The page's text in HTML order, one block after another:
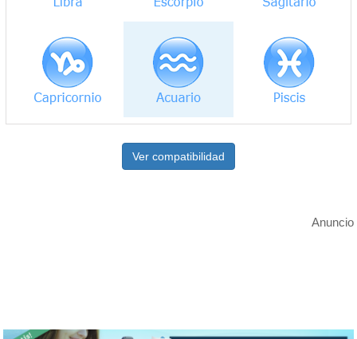
Ver compatibilidad
Anuncio